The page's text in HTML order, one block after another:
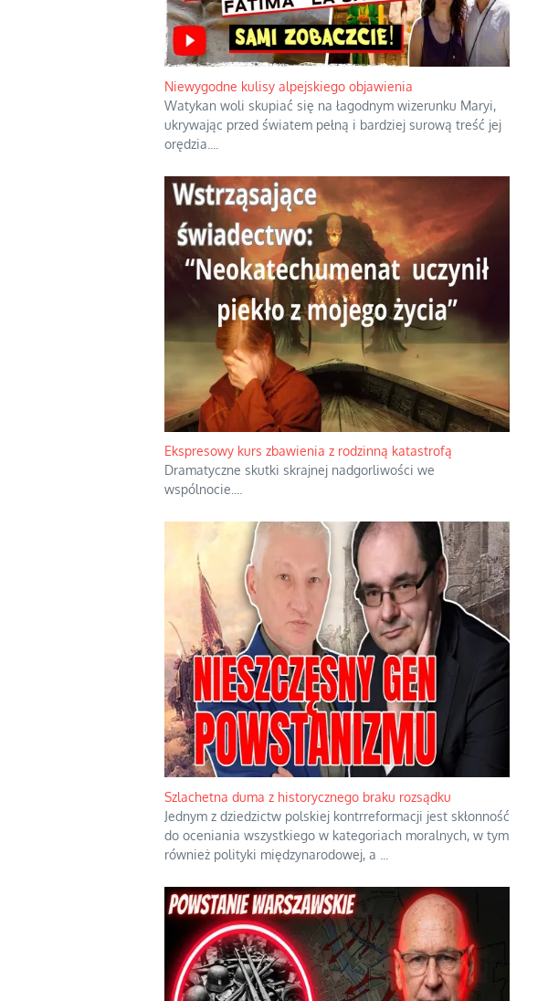
Niewygodne kulisy alpejskiego objawienia
Watykan woli skupiać się na łagodnym wizerunku Maryi,
ukrywając przed światem pełną i bardziej surową treść jej
orędzia.
Ekspresowy kurs zbawienia z rodzinną katastrofą
Dramatyczne skutki skrajnej nadgorliwości we
wspólnocie.
Szlachetna duma z historycznego braku rozsądku
Jednym z dziedzictw polskiej kontrreformacji jest skłonność
do oceniania wszystkiego w kategoriach moralnych, w tym
również polityki międzynarodowej, a